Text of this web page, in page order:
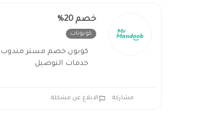
خصم 20%
كوبونات
خدمات التوصيل
مشاركة الابلاغ عن مشكلة